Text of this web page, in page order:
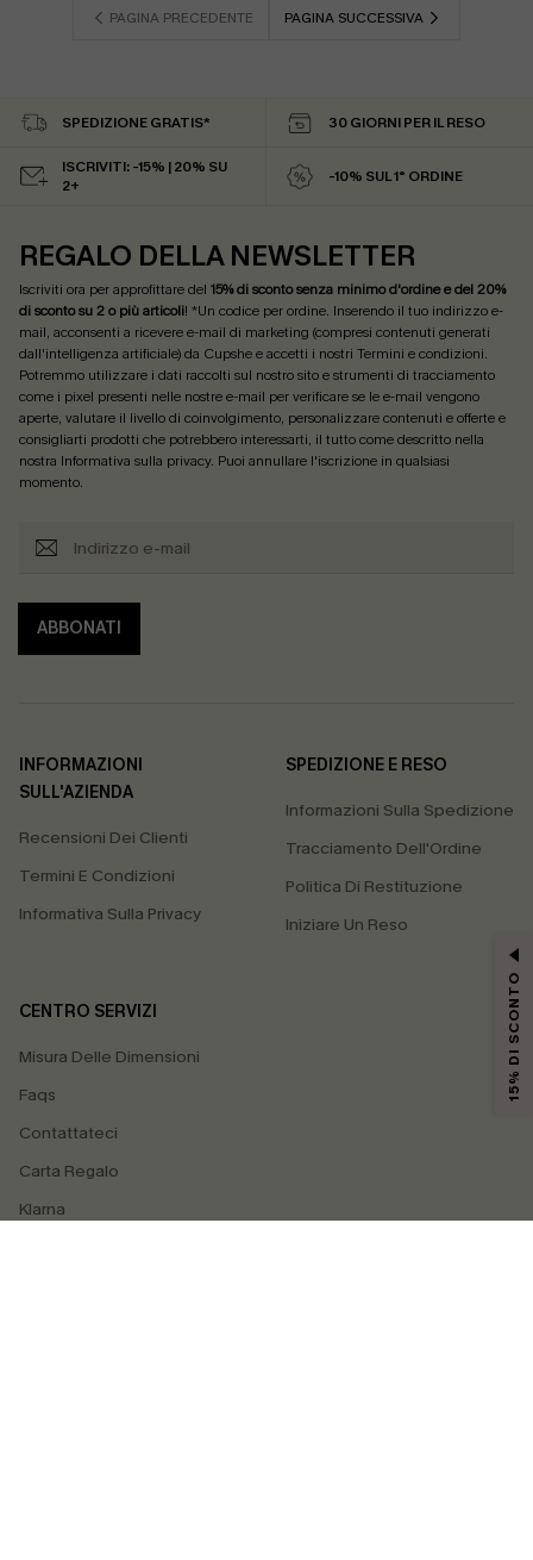
PAGINA PRECEDENTE PAGINA SUCCESSIVA
SPEDIZIONE GRATIS* 30 GIORNI PER IL RESO
ISCRIVITI: -15% | 20% SU
2+
-10% SUL 1° ORDINE
REGALO DELLA NEWSLETTER
Iscriviti ora per approfittare del 15% di sconto senza minimo d'ordine e del 20%
di sconto su 2 o più articoli! *Un codice per ordine. Inserendo il tuo indirizzo e-
mail, acconsenti a ricevere e-mail di marketing (compresi contenuti generati
dall'intelligenza artificiale) da Cupshe e accetti i nostri Termini e condizioni.
Potremmo utilizzare i dati raccolti sul nostro sito e strumenti di tracciamento
come i pixel presenti nelle nostre e-mail per verificare se le e-mail vengono
aperte, valutare il livello di coinvolgimento, personalizzare contenuti e offerte e
consigliarti prodotti che potrebbero interessarti, il tutto come descritto nella
nostra Informativa sulla privacy. Puoi annullare l'iscrizione in qualsiasi
momento.
ABBONATI
INFORMAZIONI
SULL'AZIENDA
Recensioni Dei Clienti
Termini E Condizioni
Informativa Sulla Privacy
SPEDIZIONE E RESO
Informazioni Sulla Spedizione
Tracciamento Dell'Ordine
Politica Di Restituzione
Iniziare Un Reso
CENTRO SERVIZI
Misura Delle Dimensioni
Faqs
Contattateci
Carta Regalo
Klarna
15% DI SCONTO